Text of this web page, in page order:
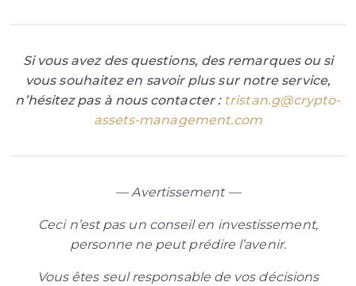
Si vous avez des questions, des remarques ou si
vous souhaitez en savoir plus sur notre service,
n’hésitez pas à nous contacter : tristan.g@crypto-
assets-management.com
— Avertissement —
Ceci n’est pas un conseil en investissement,
personne ne peut prédire l’avenir.
Vous êtes seul responsable de vos décisions